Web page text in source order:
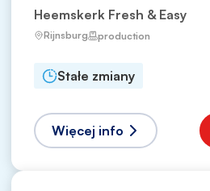
Heemskerk Fresh & Easy
Rijnsburg production
Stałe zmiany
Więcej info